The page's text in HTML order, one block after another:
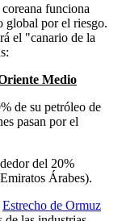
funciona
global por el riesgo.
el "canario de la
Medio
de su petróleo de
pasan por el
del 20%
Árabes).
Estrecho de Ormuz